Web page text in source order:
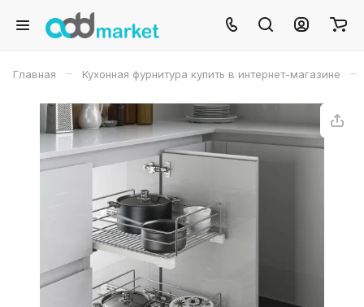
Главная – Кухонная фурнитура купить в интернет-магазине –